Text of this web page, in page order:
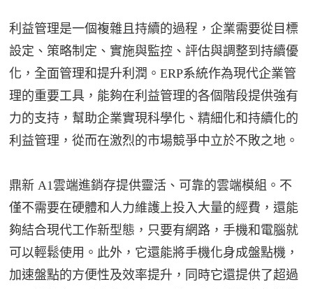
利益管理是一個複雜且持續的過程，企業需要從目標
設定、策略制定、實施與監控、評估與調整到持續優
化，全面管理和提升利潤。ERP系統作為現代企業管
理的重要工具，能夠在利益管理的各個階段提供強有
力的支持，幫助企業實現科學化、精細化和持續化的
利益管理，從而在激烈的市場競爭中立於不敗之地。
鼎新 A1雲端進銷存提供靈活、可靠的雲端模組。不
僅不需要在硬體和人力維護上投入大量的經費，還能
夠結合現代工作新型態，只要有網路，手機和電腦就
可以輕鬆使用。此外，它還能將手機化身成盤點機，
加速盤點的方便性及效率提升，同時它還提供了超過